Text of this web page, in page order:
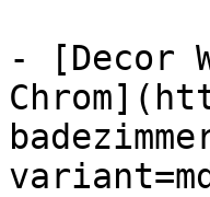
- [Decor